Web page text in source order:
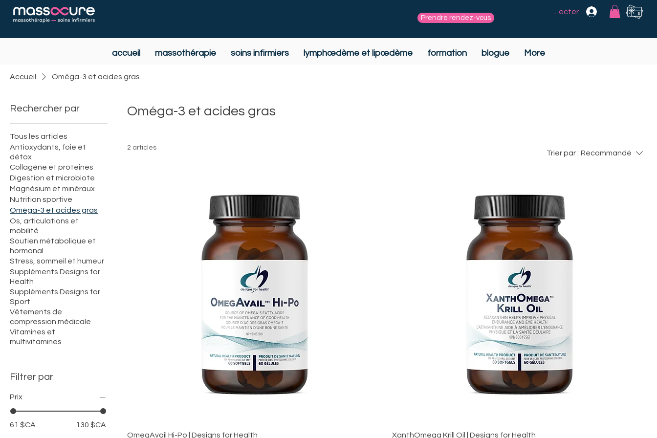
Prendre rendez-vous
Se connecter
accueil massothérapie soins infirmiers lymphœdème et lipœdème formation blogue More
Accueil Oméga-3 et acides gras
Rechercher par
Tous les articles
Antioxydants, foie et
détox
Collagène et protéines
Digestion et microbiote
Magnésium et minéraux
Nutrition sportive
Oméga-3 et acides gras
Os, articulations et
mobilité
Soutien métabolique et
hormonal
Stress, sommeil et humeur
Suppléments Designs for
Health
Suppléments Designs for
Sport
Vêtements de
compression médicale
Vitamines et
multivitamines
Filtrer par
Prix
61 $CA 130 $CA
Oméga-3 et acides gras
2 articles
Trier par : Recommandé
OmegAvail Hi-Po | Designs for Health XanthOmega Krill Oil | Designs for Health